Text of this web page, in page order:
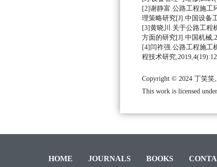
[2]谢静富.公路工程施工
理策略研究[J].中国设备
[3]黄晓川.关于公路工程
方面的研究[J].中国机械
[4]闫祚强.公路工程施工
程技术研究
Copyright © 2024 丁笑笑
This work is licensed
HOME JOURNALS BOOKS